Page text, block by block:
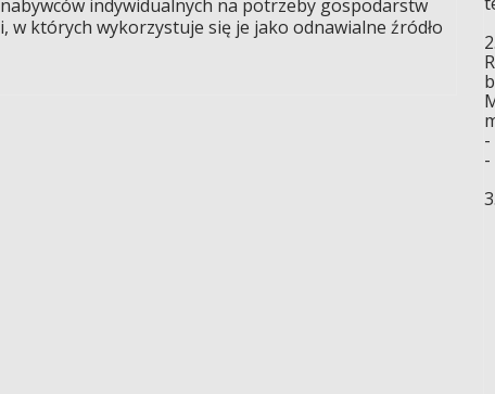
indywidualnych na potrzeby gospodarstw
których wykorzystuje się je jako odnawialne źródło
2.
-
-
3.